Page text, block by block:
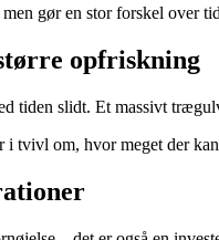
gør en stor forskel over
opfriskning
tiden slidt. Et massivt
tvivl om, hvor meget der